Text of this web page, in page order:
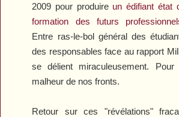
2009 pour produire un édifiant état
formation des futurs
Entre ras-le-bol général des
des responsables face au rapport
se délient miraculeusement.
malheur de nos fronts.
Retour sur ces "révélations"